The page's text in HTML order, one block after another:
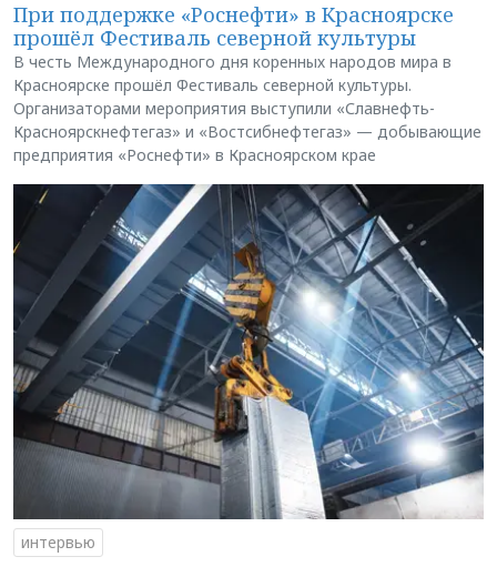
При поддержке «Роснефти» в Красноярске
прошёл Фестиваль северной культуры
В честь Международного дня коренных народов мира в
Красноярске прошёл Фестиваль северной культуры.
Организаторами мероприятия выступили «Славнефть-
Красноярскнефтегаз» и «Востсибнефтегаз» — добывающие
предприятия «Роснефти» в Красноярском крае
интервью